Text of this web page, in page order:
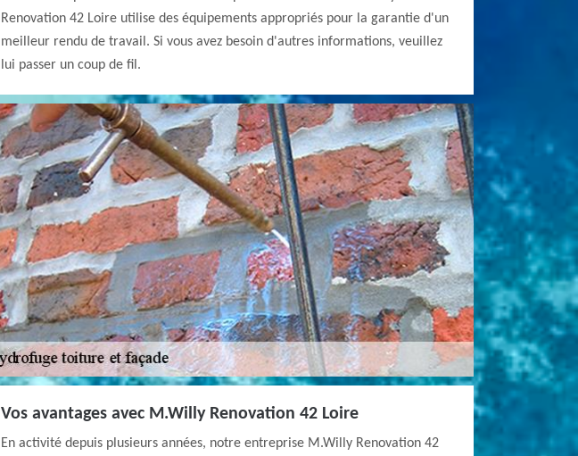
Renovation 42 Loire utilise des équipements appropriés pour la garantie d'un
meilleur rendu de travail. Si vous avez besoin d'autres informations, veuillez
lui passer un coup de fil.
Vos avantages avec M.Willy Renovation 42 Loire
En activité depuis plusieurs années, notre entreprise M.Willy Renovation 42